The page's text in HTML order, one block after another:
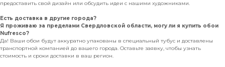
предоставить свой дизайн или обсудить идеи с нашими художниками.
Есть доставка в другие города?
Я проживаю за пределами Свердловской области, могу ли я купить обои
Nufresco?
Да! Ваши обои будут аккуратно упакованы в специальный тубус и доставлены
транспортной компанией до вашего города. Оставьте заявку, чтобы узнать
стоимость и сроки доставки в ваш регион.